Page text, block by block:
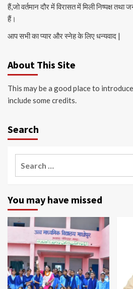
हैं,जो वर्तमान दौर में विरासत में मिली निष्पक्ष
हैं।
आप सभी का प्यार और स्नेह के लिए धन्यवाद |
About This Site
This may be a good place to
include some credits.
Search
You may have missed